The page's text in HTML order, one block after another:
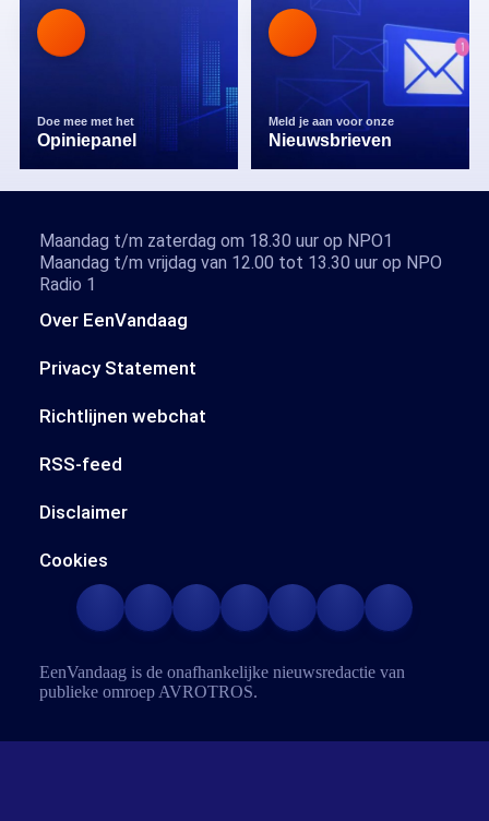
Doe mee met het
Opiniepanel
Meld je aan voor onze
Nieuwsbrieven
Over EenVandaag
Privacy Statement
Richtlijnen webchat
RSS-feed
Disclaimer
Cookies
Maandag t/m zaterdag om 18.30 uur op NPO1
Maandag t/m vrijdag van 12.00 tot 13.30 uur op NPO
Radio 1
EenVandaag is de onafhankelijke nieuwsredactie van
publieke omroep AVROTROS.